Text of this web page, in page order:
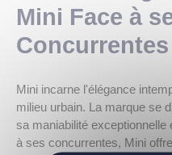
Mini Face à
Concurrentes
Mini incarne l'élégance
milieu urbain. La marque se
sa maniabilité exceptionnelle
à ses concurrentes, Mini